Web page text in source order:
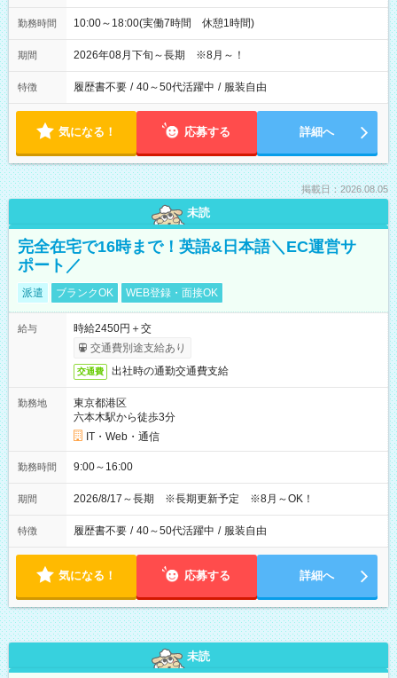
勤務時間 10:00～18:00(実働7時間 休憩1時間)
期間 2026年08月下旬～長期 ※8月～！
特徴 履歴書不要 / 40～50代活躍中 / 服装自由
気になる！ 応募する 詳細へ
掲載日：2026.08.05
未読
完全在宅で16時まで！英語&日本語＼EC運営サ
ポート／
派遣 ブランクOK WEB登録・面接OK
給与
時給2450円＋交
交通費別途支給あり
交通費 出社時の通勤交通費支給
勤務地
東京都港区
六本木駅から徒歩3分
IT・Web・通信
勤務時間 9:00～16:00
期間 2026/8/17～長期 ※長期更新予定 ※8月～OK！
特徴 履歴書不要 / 40～50代活躍中 / 服装自由
気になる！ 応募する 詳細へ
未読